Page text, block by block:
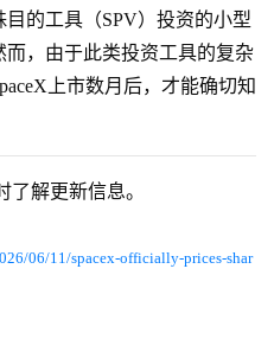
的工具（SPV）投资的小型
，由于此类投资工具的复杂
上市数月后，才能确切知
了解更新信息。
06/11/spacex-officially-prices-shar